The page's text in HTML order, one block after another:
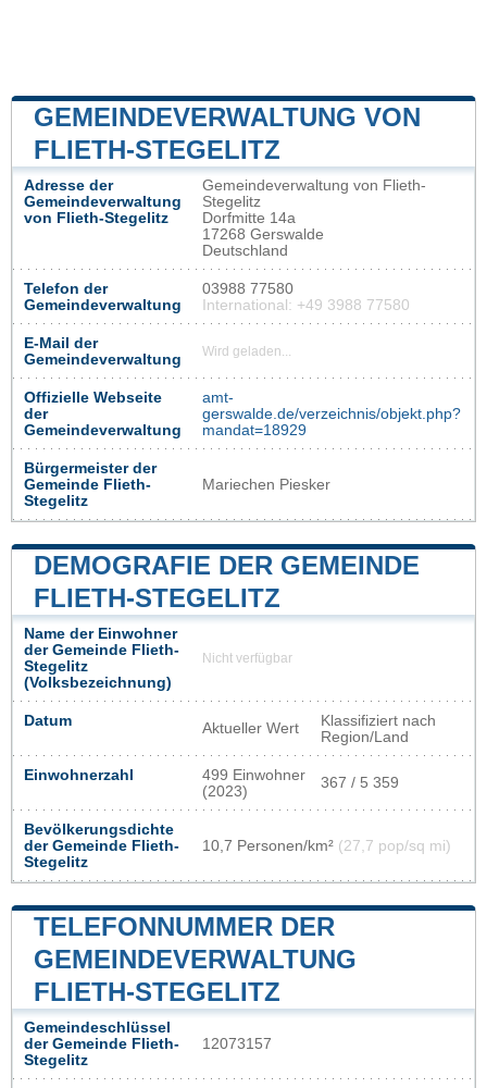
GEMEINDEVERWALTUNG VON
FLIETH-STEGELITZ
Adresse der
Gemeindeverwaltung
von Flieth-Stegelitz
Gemeindeverwaltung von Flieth-
Stegelitz
Dorfmitte 14a
17268 Gerswalde
Deutschland
Telefon der
Gemeindeverwaltung
03988 77580
International: +49 3988 77580
E-Mail der
Gemeindeverwaltung
Wird geladen...
Offizielle Webseite
der
Gemeindeverwaltung
amt-
gerswalde.de/verzeichnis/objekt.php?
mandat=18929
Bürgermeister der
Gemeinde Flieth-
Stegelitz
Mariechen Piesker
DEMOGRAFIE DER GEMEINDE
FLIETH-STEGELITZ
Name der Einwohner
der Gemeinde Flieth-
Stegelitz
(Volksbezeichnung)
Nicht verfügbar
Datum Aktueller Wert
Klassifiziert nach
Region/Land
Einwohnerzahl
499 Einwohner
(2023)
367 / 5 359
Bevölkerungsdichte
der Gemeinde Flieth-
Stegelitz
10,7 Personen/km² (27,7 pop/sq mi)
TELEFONNUMMER DER
GEMEINDEVERWALTUNG
FLIETH-STEGELITZ
Gemeindeschlüssel
der Gemeinde Flieth-
Stegelitz
12073157